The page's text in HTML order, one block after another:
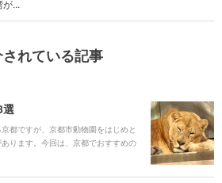
...
れている記事
選
都ですが、京都市動物園をはじめと
ります。今回は、京都でおすすめの